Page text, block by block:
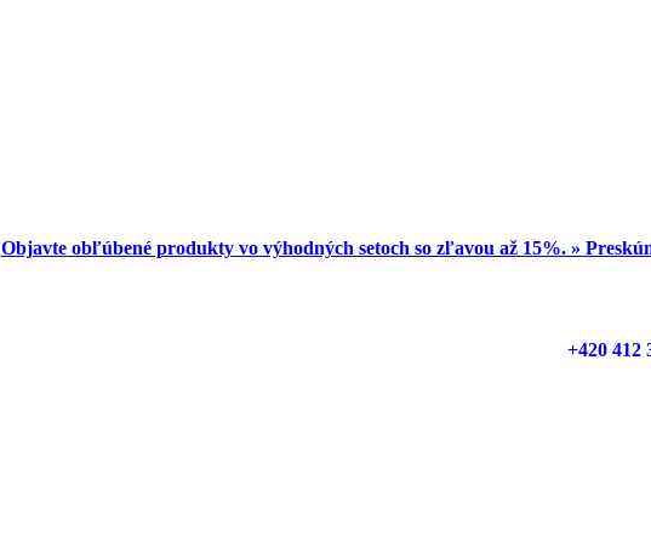
Objavte obľúbené produkty vo výhodných setoch so zľavou až 15%. »
+420 412